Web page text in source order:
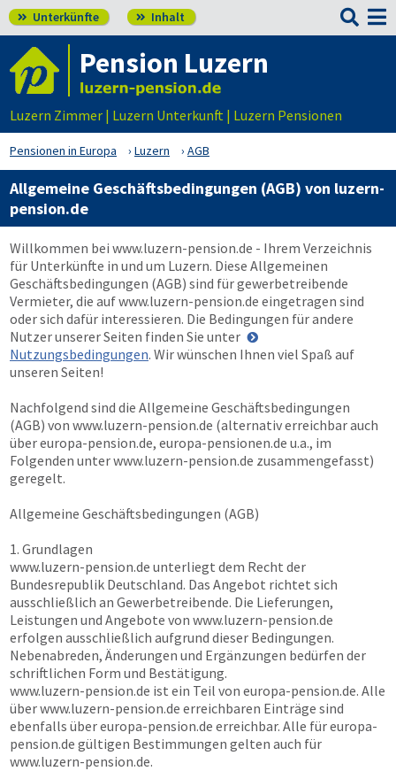
 Unterkünfte  Inhalt 
Pension Luzern
Luzern Zimmer | Luzern Unterkunft | Luzern Pensionen
Pensionen in Europa Luzern AGB
Allgemeine Geschäftsbedingungen (AGB) von luzern-
pension.de
Willkommen bei www.luzern-pension.de - Ihrem Verzeichnis
für Unterkünfte in und um Luzern. Diese Allgemeinen
Geschäftsbedingungen (AGB) sind für gewerbetreibende
Vermieter, die aufwww.luzern-pension.de eingetragen sind
oder sich dafür interessieren. Die Bedingungen für andere
Nutzer unserer Seiten finden Sie unter
Nutzungsbedingungen. Wir wünschen Ihnen viel Spaß auf
unseren Seiten!
Nachfolgend sind die Allgemeine Geschäftsbedingungen
(AGB) von www.luzern-pension.de (alternativ erreichbar auch
übereuropa-pension.de, europa-pensionen.de u.a., im
Folgenden unterwww.luzern-pension.de zusammengefasst)
geregelt.
Allgemeine Geschäftsbedingungen (AGB)
1. Grundlagen
www.luzern-pension.de unterliegt dem Recht der
Bundesrepublik Deutschland. Das Angebot richtet sich
ausschließlich an Gewerbetreibende. Die Lieferungen,
Leistungen und Angebote von www.luzern-pension.de
erfolgen ausschließlich aufgrund dieser Bedingungen.
Nebenabreden, Änderungen und Ergänzungen bedürfen der
schriftlichen Form und Bestätigung.
www.luzern-pension.de ist ein Teil von europa-pension.de. Alle
überwww.luzern-pension.de erreichbaren Einträge sind
ebenfalls übereuropa-pension.de erreichbar. Alle füreuropa-
pension.de gültigen Bestimmungen gelten auch für
www.luzern-pension.de.